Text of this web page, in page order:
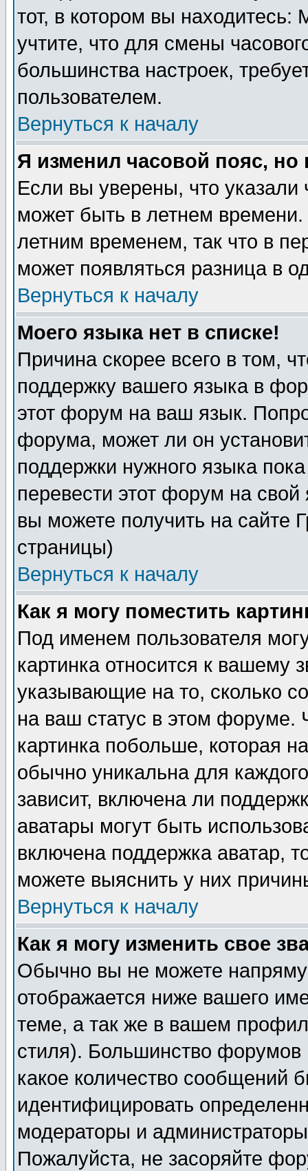
тот, в котором вы
учтите, что для смены
большинства настроек,
пользователем.
Вернуться к началу
Я изменил часовой пояс,
Если вы уверены, что указали
может быть в летнем
летним временем, так что в
может появляться разница в
Вернуться к началу
Моего языка нет в списке!
Причина скорее всего в том,
поддержку вашего языка в
этот форум на ваш язык.
форума, может ли он
поддержки нужного языка
перевести этот форум на
вы можете получить на сайте
страницы)
Вернуться к началу
Как я могу поместить
Под именем пользователя
картинка относится к вашему
указывающие на то, сколько
на ваш статус в этом форуме.
картинка побольше, которая
обычно уникальна для
зависит, включена ли
аватары могут быть
включена поддержка аватар,
можете выяснить у них
Вернуться к началу
Как я могу изменить свое
Обычно вы не можете
отображается ниже вашего
теме, а так же в вашем
стиля). Большинство форумов
какое количество сообщений
идентифицировать
модераторы и
Пожалуйста, не засоряйте